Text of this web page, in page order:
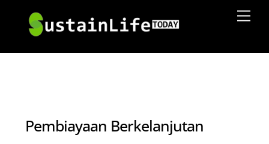
content
Pembiayaan Berkelanjutan